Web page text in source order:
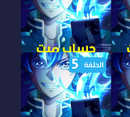
مشاهدة انمي حساب ميت
الحلقة 7 مدبلجة
الحلقة 5